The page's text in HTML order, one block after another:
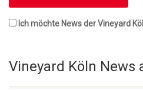
Ich möchte News der Vineyard
Vineyard Köln News